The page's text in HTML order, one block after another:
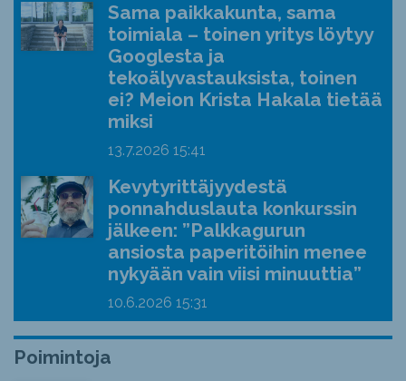
Sama paikkakunta, sama
toimiala – toinen yritys löytyy
Googlesta ja
tekoälyvastauksista, toinen
ei? Meion Krista Hakala tietää
miksi
13.7.2026 15:41
Kevytyrittäjyydestä
ponnahduslauta konkurssin
jälkeen: ”Palkkagurun
ansiosta paperitöihin menee
nykyään vain viisi minuuttia”
10.6.2026 15:31
Poimintoja